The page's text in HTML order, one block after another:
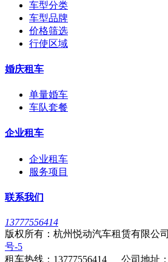
车型分类
车型品牌
价格筛选
行使区域
婚庆租车
单量婚车
车队套餐
企业租车
企业租车
服务项目
联系我们
13777556414
版权所有：杭州悦动汽车租赁有限
号-5
租车热线：13777556414 公司地址